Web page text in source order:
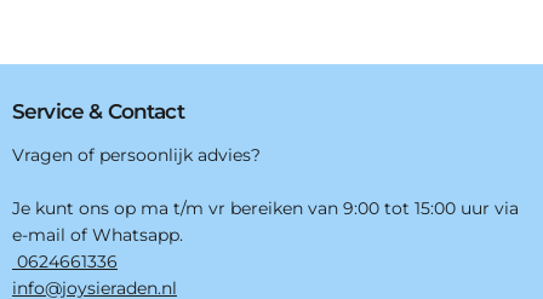
Service & Contact
Vragen of persoonlijk advies?
Je kunt ons op ma t/m vr bereiken van 9:00 tot 15:00 uur via
e-mail of Whatsapp.
0624661336
info@joysieraden.nl